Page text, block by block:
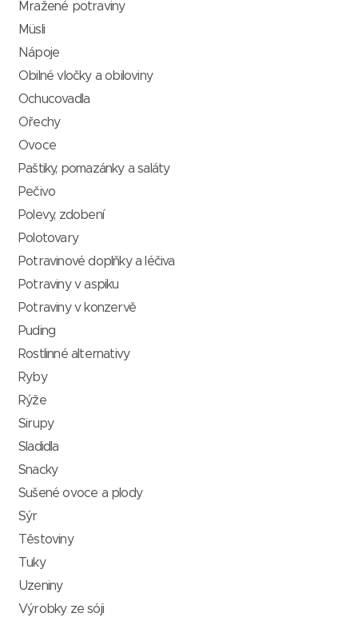
Mražené potraviny
Müsli
Nápoje
Obilné vločky a obiloviny
Ochucovadla
Ořechy
Ovoce
Paštiky, pomazánky a saláty
Pečivo
Polevy, zdobení
Polotovary
Potravinové doplňky a léčiva
Potraviny v aspiku
Potraviny v konzervě
Puding
Rostlinné alternativy
Ryby
Rýže
Sirupy
Sladidla
Snacky
Sušené ovoce a plody
Sýr
Těstoviny
Tuky
Uzeniny
Výrobky ze sóji